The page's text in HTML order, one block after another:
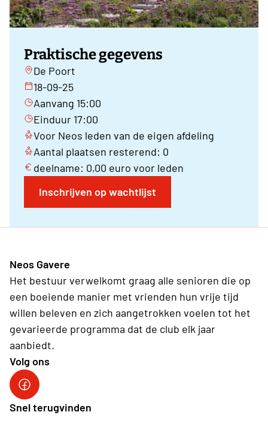
Praktische gegevens
De Poort
18-09-25
Aanvang 15:00
Einduur 17:00
Voor Neos leden van de eigen afdeling
Aantal plaatsen resterend: 0
deelname: 0,00 euro voor leden
Inschrijven op wachtlijst
Neos Gavere
Het bestuur verwelkomt graag alle senioren die op
een boeiende manier met vrienden hun vrije tijd
willen beleven en zich aangetrokken voelen tot het
gevarieerde programma dat de club elk jaar
aanbiedt.
Volg ons
Facebook Neos Gavere
Snel terugvinden